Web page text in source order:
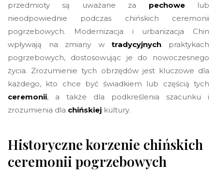
przedmioty są uważane za pechowelub
nieodpowiednie podczas chińskich ceremonii
pogrzebowych. Modernizacja i urbanizacja Chin
wpływają na zmiany wtradycyjnych praktykach
pogrzebowych, dostosowując je do nowoczesnego
życia. Zrozumienie tych obrzędów jest kluczowe dla
każdego, kto chce być świadkiem lub częścią tych
ceremonii, a także dla podkreślenia szacunku i
zrozumienia dla chińskiej kultury.
Historyczne korzenie chińskich
ceremonii pogrzebowych